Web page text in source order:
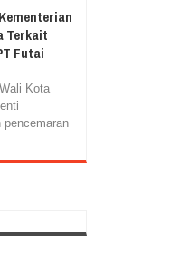
Terkait
Futai
Kota
pencemaran